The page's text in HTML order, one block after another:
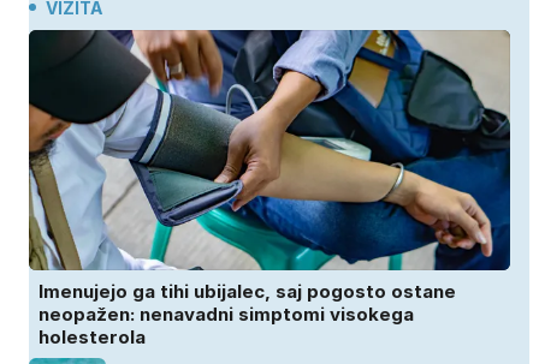
VIZITA
Imenujejo ga tihi ubijalec, saj pogosto ostane
neopažen: nenavadni simptomi visokega
holesterola